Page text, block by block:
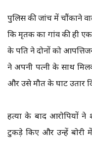
पुलिस की जांच में चौंकाने
कि मृतक का गांव की ही एक
के पति ने दोनों को
ने अपनी पत्नी के साथ
और उसे मौत के घाट उतार
हत्या के बाद आरोपियों
टुकड़े किए और उन्हें